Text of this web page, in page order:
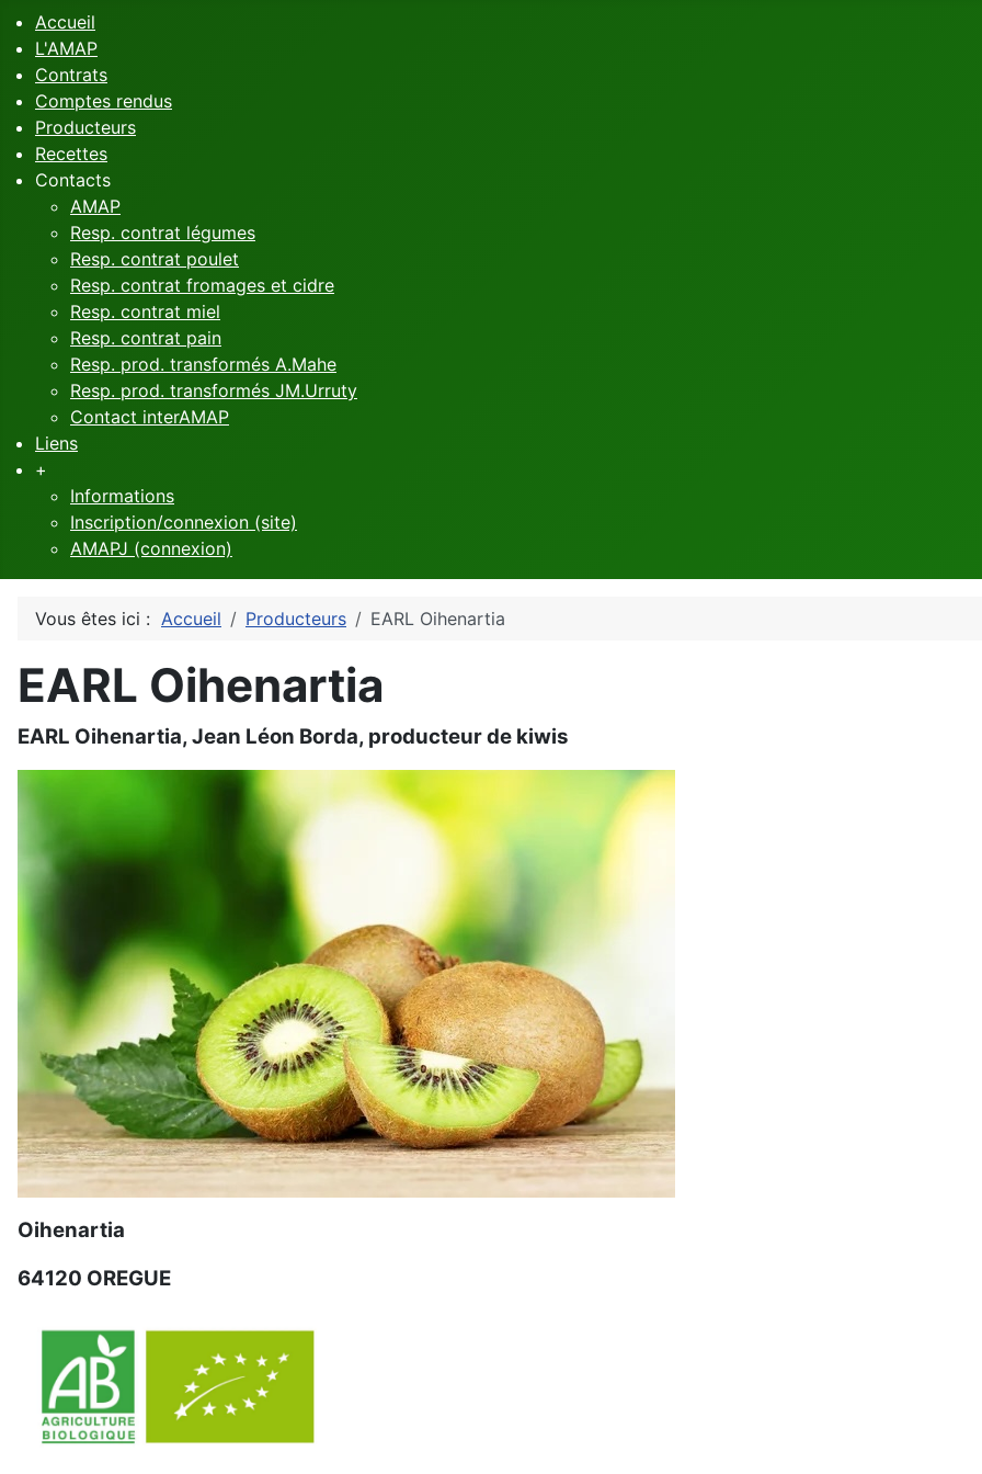
Accueil
L'AMAP
Contrats
Comptes rendus
Producteurs
Recettes
Contacts
AMAP
Resp. contrat légumes
Resp. contrat poulet
Resp. contrat fromages et cidre
Resp. contrat miel
Resp. contrat pain
Resp. prod. transformés A.Mahe
Resp. prod. transformés JM.Urruty
Contact interAMAP
Liens
+
Informations
Inscription/connexion (site)
AMAPJ (connexion)
Vous êtes ici : Accueil Producteurs EARL Oihenartia
EARL Oihenartia
EARL Oihenartia, Jean Léon Borda, producteur de kiwis
Oihenartia
64120 OREGUE